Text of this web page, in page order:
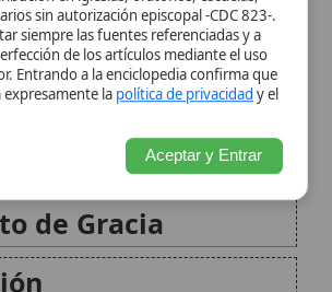
de Gracia
FideScore™ 8.07• 50 visitas
Scorm (LMS)•Sugerir mejora•Compartir
• Generar QR•Instalar aplicación